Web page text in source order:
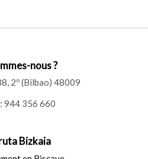
nous ?
2º (Bilbao) 48009
944 356 660
Bizkaia